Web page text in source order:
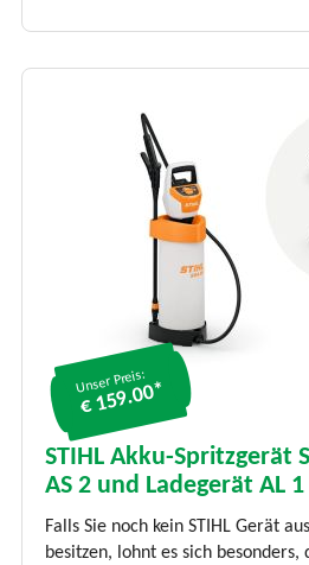
Unser Preis:
€ 159.00*
STIHL Akku-Spritzgerät
AS 2 und Ladegerät AL 1
Falls Sie noch kein STIHL Gerät
besitzen, lohnt es sich besonders,